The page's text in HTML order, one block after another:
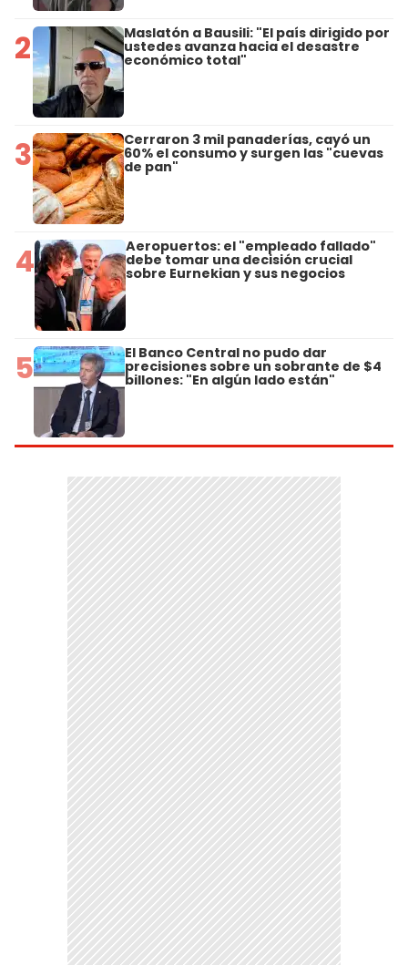
2 Maslatón a Bausili: "El país dirigido por
ustedes avanza hacia el desastre
económico total"
3 Cerraron 3 mil panaderías, cayó un
60% el consumo y surgen las "cuevas
de pan"
4 Aeropuertos: el "empleado fallado"
debe tomar una decisión crucial
sobre Eurnekian y sus negocios
5 El Banco Central no pudo dar
precisiones sobre un sobrante de $4
billones: "En algún lado están"